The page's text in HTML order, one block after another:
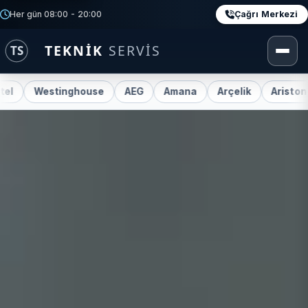
Her gün 08:00 - 20:00 Çağrı Merkezi
AEG Amana Arçelik Ariston Beko